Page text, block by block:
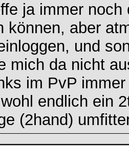
ja immer
können, aber
und
mich da nicht
im PvP
endlich ein
(2hand)